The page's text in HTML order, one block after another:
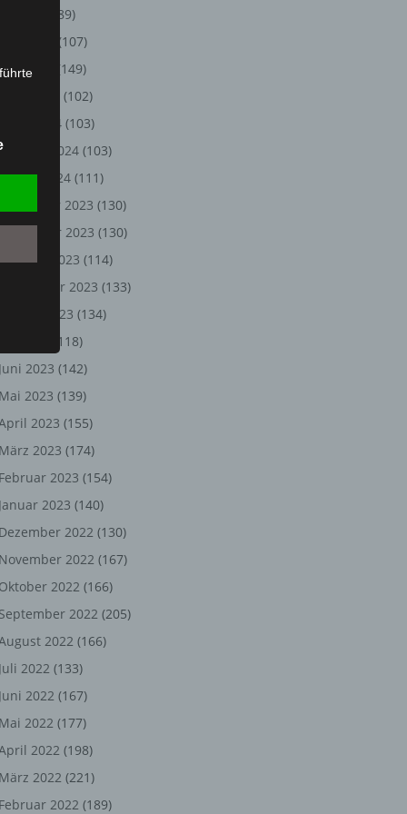
(89)
(107)
Mai 2024
(149)
(102)
März 2024 (103)
2024 (103)
2024 (111)
Dezember 2023 (130)
November 2023 (130)
2023 (114)
September 2023 (133)
August 2023 (134)
(118)
Juni 2023 (142)
Mai 2023 (139)
2023 (155)
März 2023 (174)
Februar 2023 (154)
Januar 2023 (140)
Dezember 2022 (130)
November 2022 (167)
Oktober 2022 (166)
September 2022 (205)
2022 (166)
Juli 2022 (133)
Juni 2022 (167)
Mai 2022 (177)
2022 (198)
März 2022 (221)
Februar 2022 (189)
oder